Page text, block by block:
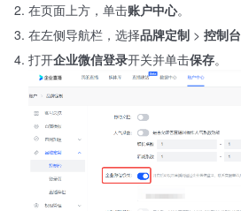
在页面上方，单击账户中心。
在左侧导航栏，选择品牌定制 > 控制台
打开企业微信登录开关并单击保存。